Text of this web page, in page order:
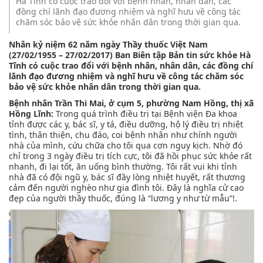
đồng chí lãnh đạo đương nhiệm và nghĩ hưu về công tác
chăm sóc bảo vệ sức khỏe nhân dân trong thời gian qua.
Nhân kỷ niệm 62 năm ngày Thầy thuốc Việt Nam
(27/02/1955 – 27/02/2017) Ban Biên tập Bản tin sức khỏe Hà
Tĩnh có cuộc trao đổi với bệnh nhân, nhân dân, các đồng chí
lãnh đạo đương nhiệm và nghĩ hưu về công tác chăm sóc
bảo vệ sức khỏe nhân dân trong thời gian qua.
Bệnh nhân Trần Thi Mai, ở cụm 5, phường Nam Hồng, thị xã
Hồng Lĩnh: Trong quá trình điều trị tại Bệnh viện Đa khoa
tỉnh được các y, bác sĩ, y tá, điều dưỡng, hộ lý điều trị nhiệt
tình, thân thiện, chu đáo, coi bệnh nhân như chính người
nhà của mình, cứu chữa cho tôi qua cơn nguy kịch. Nhờ đó
chỉ trong 3 ngày điều trị tích cực, tôi đã hồi phục sức khỏe rất
nhanh, đi lại tốt, ăn uống bình thường. Tôi rất vui khi tỉnh
nhà đã có đội ngũ y, bác sĩ đầy lòng nhiệt huyết, rất thương
cảm đến người nghèo như gia đình tôi. Đây là nghĩa cử cao
đẹp của người thầy thuốc, đúng là “lương y như từ mẫu”!.